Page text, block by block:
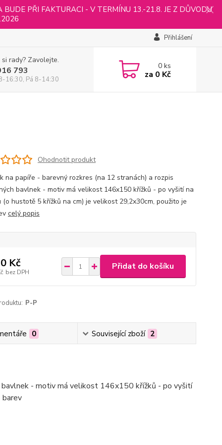
PŘI FAKTURACI - V TERMÍNU 13.-21.8. JE Z DŮVODU
Přihlášení
rady? Zavolejte.
793
16:30, Pá 8-14:30
0ks
za 0 Kč
Ohodnotit produkt
na papíře - barevný rozkres (na 12 stranách) a rozpis
bavlnek - motiv má velikost 146x150 křížků - po vyšití na
(o hustotě 5 křížků na cm) je velikost 29,2x30cm, použito je
celý popis
Kč
bez DPH
Přidat do košíku
P-P
0 Související zboží 2
- motiv má velikost 146x150 křížků - po vyšití